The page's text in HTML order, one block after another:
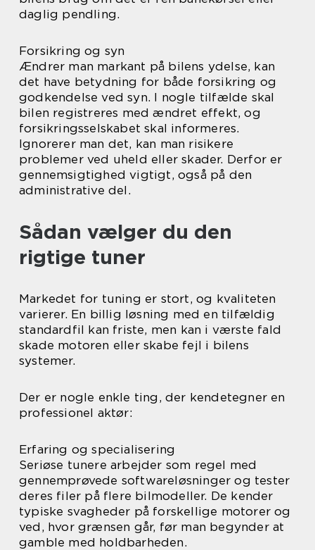
daglig pendling.
Forsikring og syn
Ændrer man markant på bilens ydelse, kan
det have betydning for både forsikring og
godkendelse ved syn. I nogle tilfælde skal
bilen registreres med ændret effekt, og
forsikringsselskabet skal informeres.
Ignorerer man det, kan man risikere
problemer ved uheld eller skader. Derfor er
gennemsigtighed vigtigt, også på den
administrative del.
Sådan vælger du den
rigtige tuner
Markedet for tuning er stort, og kvaliteten
varierer. En billig løsning med en tilfældig
standardfil kan friste, men kan i værste fald
skade motoren eller skabe fejl i bilens
systemer.
Der er nogle enkle ting, der kendetegner en
professionel aktør:
Erfaring og specialisering
Seriøse tunere arbejder som regel med
gennemprøvede softwareløsninger og tester
deres filer på flere bilmodeller. De kender
typiske svagheder på forskellige motorer og
ved, hvor grænsen går, før man begynder at
gamble med holdbarheden.